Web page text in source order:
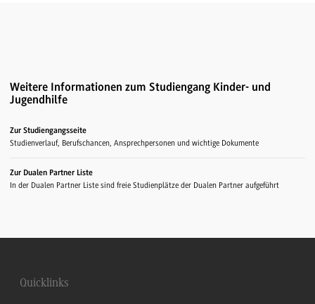
Weitere Informationen zum Studiengang Kinder- und
Jugendhilfe
Zur Studiengangsseite
Studienverlauf, Berufschancen, Ansprechpersonen und wichtige Dokumente
Zur Dualen Partner Liste
In der Dualen Partner Liste sind freie Studienplätze der Dualen Partner aufgeführt
Quicklinks